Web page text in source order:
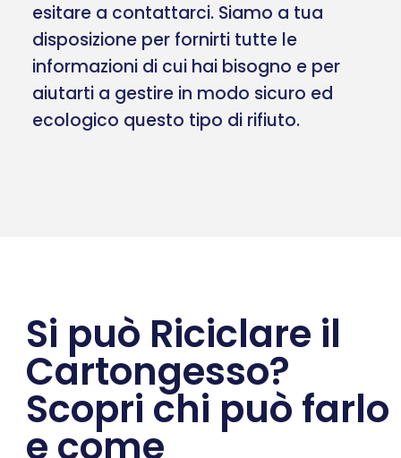
esitare a contattarci. Siamo a tua
disposizione per fornirti tutte le
informazioni di cui hai bisogno e per
aiutarti a gestire in modo sicuro ed
ecologico questo tipo di rifiuto.
Si può Riciclare il
Cartongesso?
Scopri chi può farlo
e come